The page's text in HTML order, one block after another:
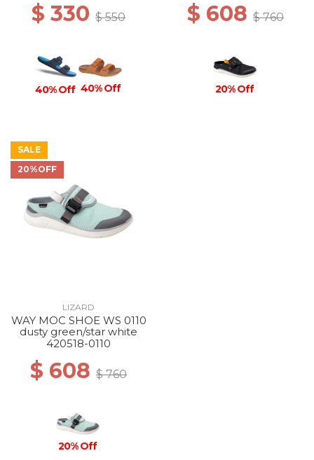
$ 330 $ 550
40% Off 40% Off
$ 608 $ 760
20% Off
SALE
20%OFF
LIZARD
WAY MOC SHOE WS 0110
dusty green/star white
420518-0110
$ 608 $ 760
20% Off